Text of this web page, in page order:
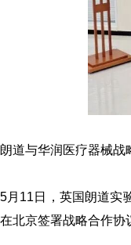
朗道与华润医疗器械战
5月11日，英国朗道实
在北京签署战略合作协